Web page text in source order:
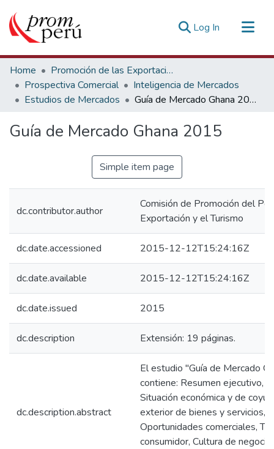
Log In (current)
Communities & Collections
All of DSpace
Statistics
Estadísticas Externas
Home
Promoción de las Exportaciones
Prospectiva Comercial
Inteligencia de Mercados
Estudios de Mercados
Guía de Mercado Ghana 2015
Guía de Mercado Ghana 2015
Simple item page
dc.contributor.author
Comisión de Promoción del
Exportación y el Turismo
dc.date.accessioned 2015-12-12T15:24:16Z
dc.date.available 2015-12-12T15:24:16Z
dc.date.issued 2015
dc.description Extensión: 19 páginas.
dc.description.abstract
El estudio "Guía de Mercado
contiene: Resumen ejecutivo,
Situación económica y de
exterior de bienes y servicios,
Oportunidades comerciales,
consumidor, Cultura de